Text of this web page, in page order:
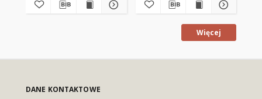
Więcej
DANE KONTAKTOWE